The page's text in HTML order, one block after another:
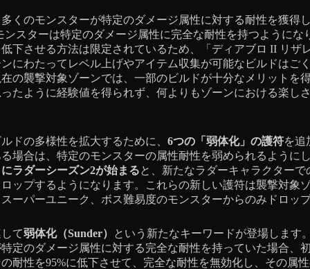
くのモンスターが特定のダメージ属性に対する耐性を獲得
ンスターは特定のダメージ属性に完全な耐性を持つようにな
下させる方法は限定されているため、「ディアブロ II リザ
にわたってレベル上げやアイテム収集が可能なビルドはご
の襲撃対象ゾーンでは、一部のビルドが十分なメリットを
たように経験値を得られず、何よりもゾーンにおける楽し
ドの多様性を拡大するために、 6つの「弱体化」の護符を追
場合は、特定のモンスターの属性耐性を弱められるように
ラダーシーズン2が始まると、新たなラダーキャラクター
ップするようになります。これらの新しい護符は襲撃対象
ーパーユニーク、ボス難易度のモンスターからのみドロッ
て弱体化（Sunder）
という新たなキーワードが登場します
定のダメージ属性に対する完全な耐性を持っていた場合、
耐性を95%に低下させて、完全な耐性を無効化し、その属